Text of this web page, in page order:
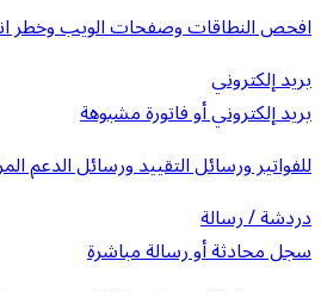
افحص النطاقات وصفحات الويب وخطر
بريد إلكتروني
بريد إلكتروني أو فاتورة مشبوهة
للفواتير ورسائل التقييد ورسائل الدعم
دردشة / رسالة
سجل محادثة أو رسالة مباشرة